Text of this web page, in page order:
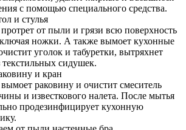
с помощью специального средства.
и стулья
от пыли и грязи всю поверхность
ножки. А также вымоет кухонные
уголок и табуретки, вытряхнет
сидушек.
и кран
раковину и очистит смеситель
и известкового налета. После мытья
продезинфицирует кухонную